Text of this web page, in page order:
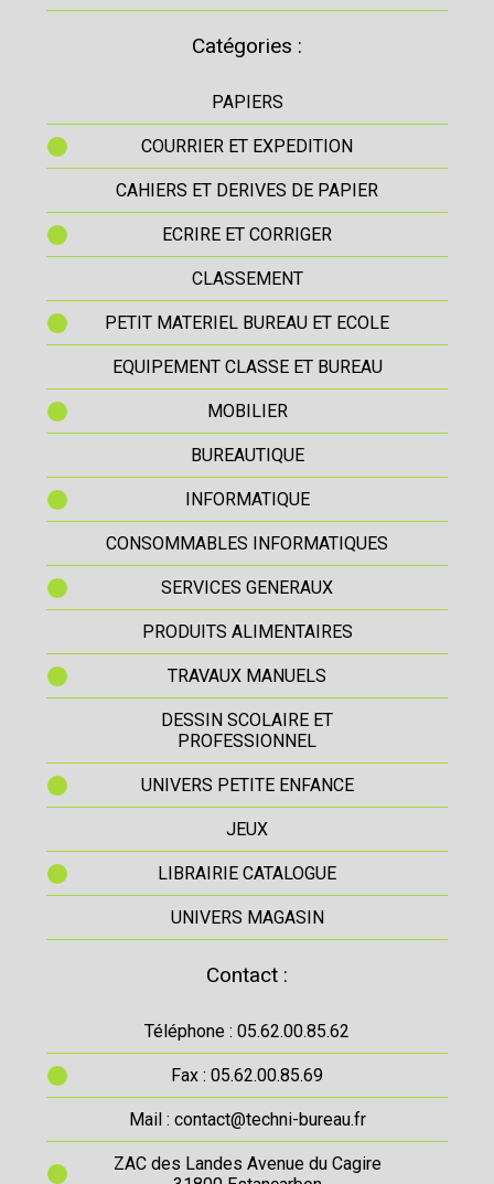
Catégories :
PAPIERS
COURRIER ET EXPEDITION
CAHIERS ET DERIVES DE PAPIER
ECRIRE ET CORRIGER
CLASSEMENT
PETIT MATERIEL BUREAU ET ECOLE
EQUIPEMENT CLASSE ET BUREAU
MOBILIER
BUREAUTIQUE
INFORMATIQUE
CONSOMMABLES INFORMATIQUES
SERVICES GENERAUX
PRODUITS ALIMENTAIRES
TRAVAUX MANUELS
DESSIN SCOLAIRE ET
PROFESSIONNEL
UNIVERS PETITE ENFANCE
JEUX
LIBRAIRIE CATALOGUE
UNIVERS MAGASIN
Contact :
Téléphone : 05.62.00.85.62
Fax : 05.62.00.85.69
Mail : contact@techni-bureau.fr
ZAC des Landes Avenue du Cagire